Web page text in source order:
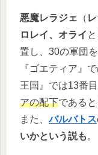
悪魔レラジェ （
ロレイ、オライ
置し、30の軍団
『ゴエティア』
王国』では13番目
アの配下であると
また、バルバトス
いかという説も 。